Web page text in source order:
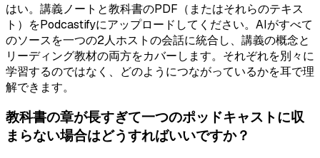
はい。講義ノートと教科書のPDF（またはそれらのテキス
ト）をPodcastifyにアップロードしてください。AIがすべて
のソースを一つの2人ホストの会話に統合し、講義の概念と
リーディング教材の両方をカバーします。それぞれを別々に
学習するのではなく、どのようにつながっているかを耳で理
解できます。
教科書の章が長すぎて一つのポッドキャストに収
まらない場合はどうすればいいですか？